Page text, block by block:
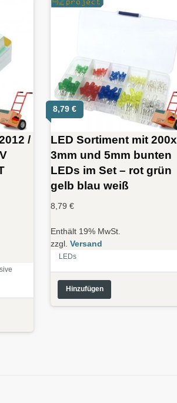
/
8,79€
LED Sortiment mit 200x
3mm und 5mm bunten
LEDs im Set – rot grün
gelb blau weiß
8,79€
Enthält 19% MwSt.
zzgl.Versand
LEDs
Hinzufügen